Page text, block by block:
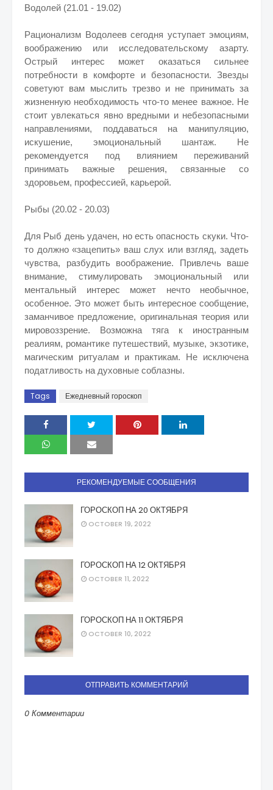
Водолей (21.01 - 19.02)
Рационализм Водолеев сегодня уступает эмоциям,
воображению или исследовательскому азарту.
Острый интерес может оказаться сильнее
потребности в комфорте и безопасности. Звезды
советуют вам мыслить трезво и не принимать за
жизненную необходимость что-то менее важное. Не
стоит увлекаться явно вредными и небезопасными
направлениями, поддаваться на манипуляцию,
искушение, эмоциональный шантаж. Не
рекомендуется под влиянием переживаний
принимать важные решения, связанные со
здоровьем, профессией, карьерой.
Рыбы (20.02 - 20.03)
Для Рыб день удачен, но есть опасность скуки. Что-
то должно «зацепить» ваш слух или взгляд, задеть
чувства, разбудить воображение. Привлечь ваше
внимание, стимулировать эмоциональный или
ментальный интерес может нечто необычное,
особенное. Это может быть интересное сообщение,
заманчивое предложение, оригинальная теория или
мировоззрение. Возможна тяга к иностранным
реалиям, романтике путешествий, музыке, экзотике,
магическим ритуалам и практикам. Не исключена
податливость на духовные соблазны.
Tags Ежедневный гороскоп
РЕКОМЕНДУЕМЫЕ СООБЩЕНИЯ
ГОРОСКОП НА 20 ОКТЯБРЯ
OCTOBER 19, 2022
ГОРОСКОП НА 12 ОКТЯБРЯ
OCTOBER 11, 2022
ГОРОСКОП НА 11 ОКТЯБРЯ
OCTOBER 10, 2022
ОТПРАВИТЬ КОММЕНТАРИЙ
0 Комментарии